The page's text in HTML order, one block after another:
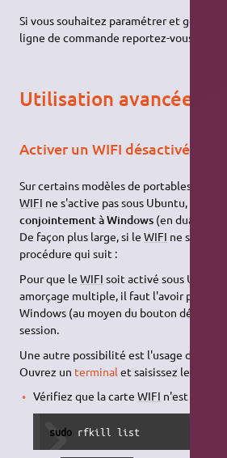
Si vous souhaitez paramétrer et gérer
ligne de commande reportez-vous à cette
Utilisation avancée
Activer un WIFI désactivé
Sur certains modèles de portables, il
WIFI ne s'active pas sous Ubuntu,
conjointement à Windows (en dual-boot).
De façon plus large, si leWIFI ne s'active
procédure qui suit :
Pour que leWIFI soit activé sous Ubuntu,
amorçage multiple, il faut l'avoir
Windows (au moyen du bouton dédié),
session.
Une autre possibilité est l'usage de la
Ouvrez un terminal et saisissez les
Vérifiez que la carte WIFI n'est pas
sudo rfkill list